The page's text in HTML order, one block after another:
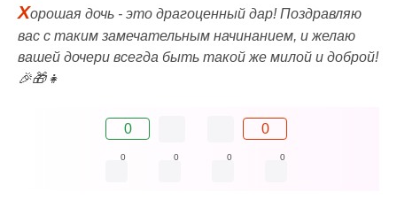
Хорошая дочь - это драгоценный дар! Поздравляю
вас с таким замечательным начинанием, и желаю
вашей дочери всегда быть такой же милой и доброй!
🎉🎁👧
0 0
0 0 0 0